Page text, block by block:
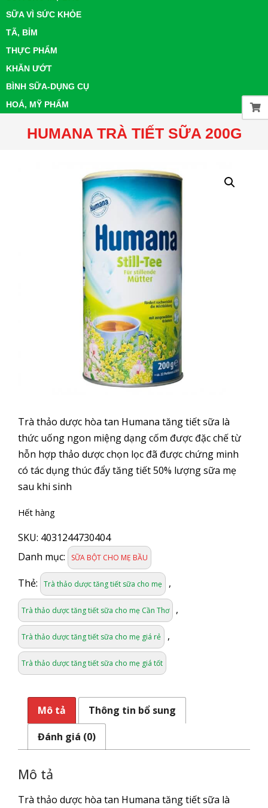
SỮA VÌ SỨC KHỎE
TÃ, BỈM
THỰC PHẨM
KHĂN ƯỚT
BÌNH SỮA-DỤNG CỤ
HOÁ, MỸ PHẨM
HUMANA TRÀ TIẾT SỮA 200G
Trà thảo dược hòa tan Humana tăng tiết sữa là
thức uống ngon miệng dạng cốm được đặc chế từ
hỗn hợp thảo dược chọn lọc đã được chứng minh
có tác dụng thúc đẩy tăng tiết 50% lượng sữa mẹ
sau khi sinh
Hết hàng
SKU: 4031244730404
Danh mục:
SỮA BỘT CHO MẸ BẦU
Thẻ: Trà thảo dược tăng tiết sữa cho mẹ ,
Trà thảo dược tăng tiết sữa cho mẹ Cần Thơ ,
Trà thảo dược tăng tiết sữa cho mẹ giá rẻ ,
Trà thảo dược tăng tiết sữa cho mẹ giá tốt
Mô tả
Thông tin bổ sung
Đánh giá (0)
Mô tả
Trà thảo dược hòa tan Humana tăng tiết sữa là